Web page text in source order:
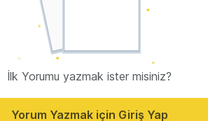
İlk Yorumu yazmak ister misiniz?
Yorum Yazmak için Giriş Yap